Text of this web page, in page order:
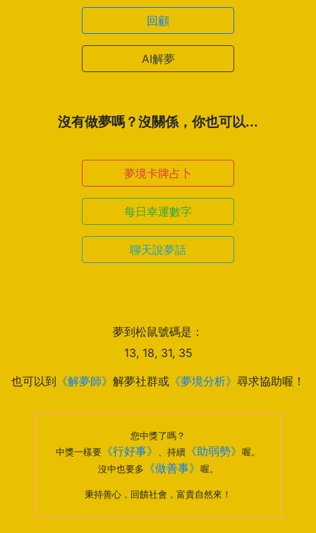
回顧
AI解夢
沒有做夢嗎？沒關係，你也可以...
夢境卡牌占卜
每日幸運數字
聊天說夢話
夢到松鼠號碼是：
13, 18, 31, 35
也可以到 《解夢師》 解夢社群或 《夢境分析》 尋求協助喔！
您中獎了嗎？
中獎一樣要 《行好事》 、持續 《助弱勢》 喔。
沒中也要多
《做善事》 喔。
秉持善心，回饋社會，富貴自然來！